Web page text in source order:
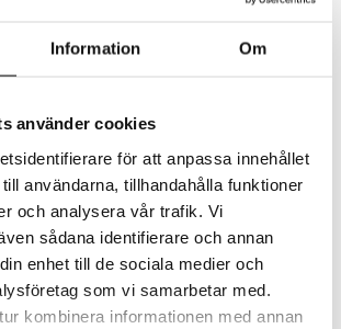
Information Om
använder cookies
för att anpassa innehållet
användarna, tillhandahålla funktioner
och analysera vår trafik. Vi
sådana identifierare och annan
enhet till de sociala medier och
som vi samarbetar med.
kombinera informationen med annan
Somat, kokoontaitettavat rattaat, jossa on irrotettava verhoilu ja Hello Kitty -painatus.
Bluetooth -kuulokkeet
HELLO KITTY & FRIENDS
34,90